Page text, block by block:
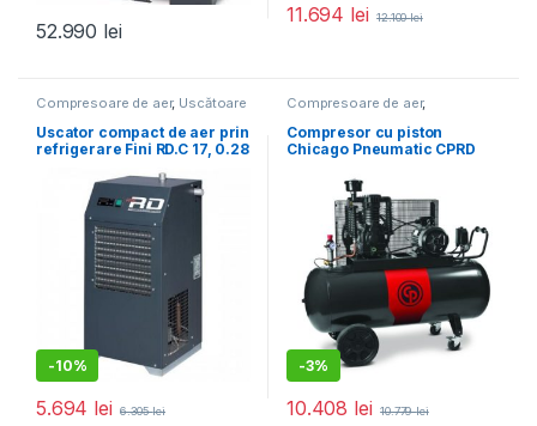
52.990 lei
11.694 lei 12.100lei
Compresoare de aer, Uscătoare
Uscator compact de aer prin
refrigerare Fini RD.C 17, 0.28
-10%
5.694 lei 6.305lei
Compresoare de aer,
Compresor cu piston
Chicago Pneumatic CPRD
l/min, 11 Bar
-3%
10.408 lei 10.779lei